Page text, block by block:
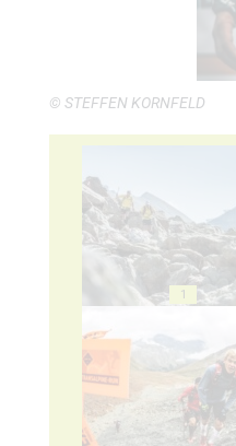
© STEFFEN KORNFELD
1